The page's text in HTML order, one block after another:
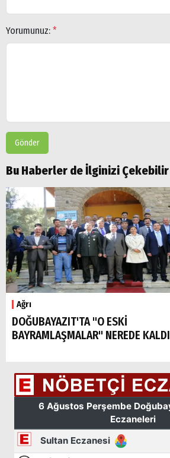
Yorumunuz: *
Gönder
Bu Haberler de İlginizi Çekebilir
Ağrı
DOĞUBAYAZIT'TA "O ESKİ
BAYRAMLAŞMALAR" NEREDE KALDI
Arama